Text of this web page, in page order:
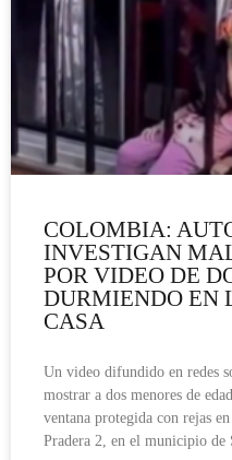
COLOMBIA:
INVESTIGAN
POR VIDEO DE
DURMIENDO EN
CASA
Un video difundido en redes
mostrar a dos menores de
ventana protegida con rejas
Pradera 2, en el municipio de